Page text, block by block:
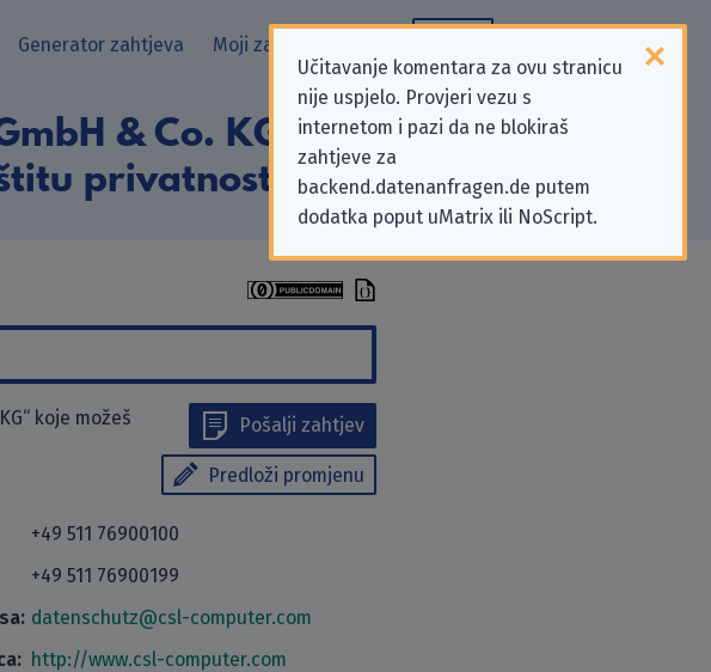
Učitavanje komentara za ovu stranicu
nije uspjelo. Provjeri vezu s
internetom i pazi da ne blokiraš
zahtjeve za
backend.datenanfragen.de putem
dodatka poput uMatrix ili NoScript.
Generator zahtjeva Moji zahtjevi
& Co. KG” koji se
privatnosti
Pošalji zahtjev
Predloži promjenu
koje možeš
+49 511 76900100
+49 511 76900199
datenschutz@csl-computer.com
http://www.csl-computer.com